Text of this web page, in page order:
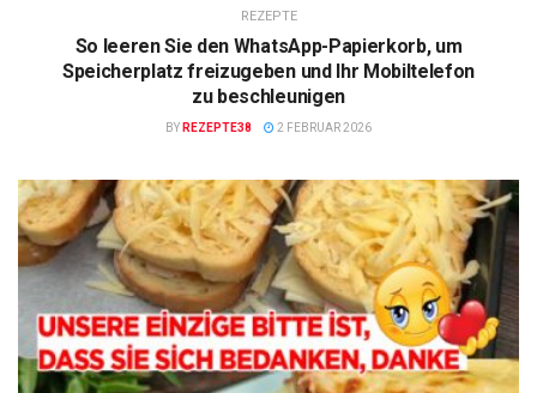
REZEPTE
So leeren Sie den WhatsApp-Papierkorb, um
Speicherplatz freizugeben und Ihr Mobiltelefon
zu beschleunigen
BY REZEPTE38 2 FEBRUAR 2026